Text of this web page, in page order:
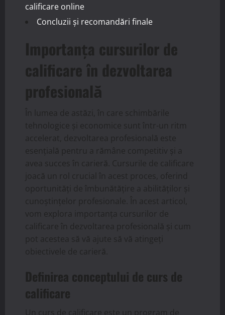
calificare online
Concluzii și recomandări finale
Importanța cursurilor de
calificare în dezvoltarea
profesională
În lumea de astăzi, în care schimbările
tehnologice și economice sunt într-un ritm
accelerat, dezvoltarea profesională este
esențială pentru a rămâne competitiv și a
avea succes în carieră. Cursurile de calificare
joacă un rol crucial în acest proces, oferind
oportunități de îmbunătățire a abilităților și
cunoștințelor profesionale. În acest articol,
vom explora importanța cursurilor de
calificare în dezvoltarea profesională și cum
pot acestea să vă ajute să vă atingeți
obiectivele de carieră.
Definirea conceptului de curs de
calificare
Un curs de calificare este un program de